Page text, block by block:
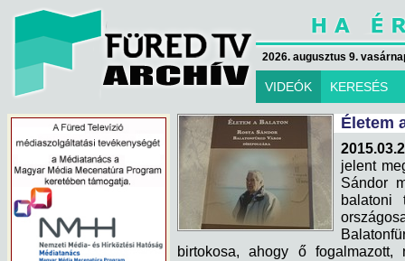
2026. augusztus 9.
VIDEÓK KERESÉS
Életem
jelent
Sándor
balatoni
birtokosa, ahogy ő